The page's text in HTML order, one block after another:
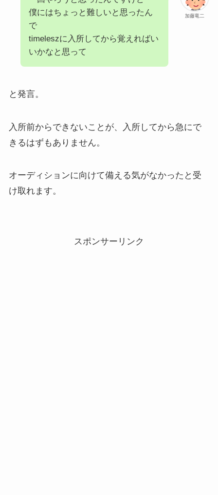
加藤竜二
僕にはちょっと難しいと思ったん
で
timeleszに入所してから覚えればい
いかなと思って
と発言。
入所前からできないことが、入所してから急にで
きるはずもありません。
オーディションに向けて備える気がなかったと受
け取れます。
スポンサーリンク